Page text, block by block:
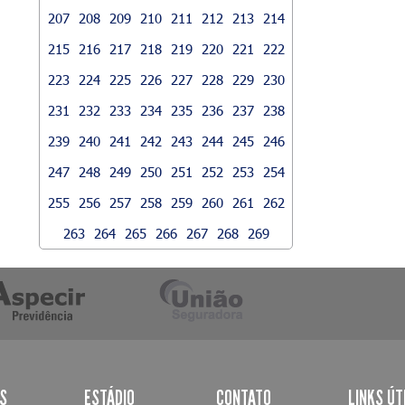
207 208 209 210 211 212 213
214
215
216 217 218 219 220 221
222
223
224 225 226 227 228 229
230
231
232 233 234 235 236 237
238
239
240 241 242 243 244 245
246
247
248 249 250 251 252 253
254
255
256 257 258 259 260 261
262
263
264 265 266 267 268 269
ESTÁDIO CONTATO LINKS